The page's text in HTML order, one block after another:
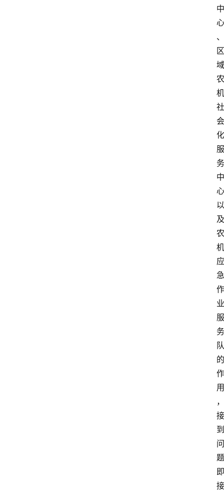
中
心
、
区
域
农
机
社
会
化
服
务
中
心
以
及
农
机
应
急
作
业
服
务
队
的
作
用
，
接
到
问
题
即
接